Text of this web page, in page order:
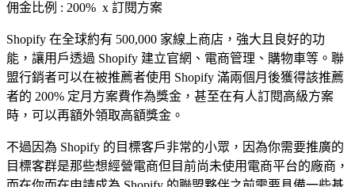
佣金比例 : 200% x 訂閱方案
Shopify 在全球約有 500,000 家線上商店，強大且良好的功
能，讓用戶透過 Shopify 建立官網、電商管理、購物車等。聯
盟行銷者可以在被推薦者使用 Shopify 滿兩個月後獲得該推薦
者的 200% 定月方案費作為獎金，甚至在有人訂閱高級方案
時，可以再額外領取高額獎金。
不過因為 Shopify 的目標客戶非常的小眾，因為你需要推廣的
目標客群是那些想經營電商但目前尚未使用電商平台的廠商，